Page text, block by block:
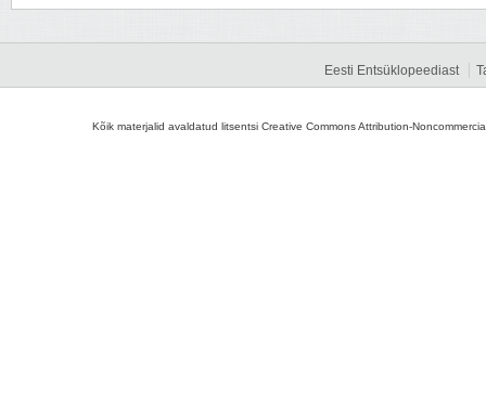
Eesti Entsüklopeediast
Kõik materjalid avaldatud litsentsi Creative Commons Attribution-